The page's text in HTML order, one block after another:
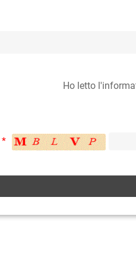
Ho letto
*